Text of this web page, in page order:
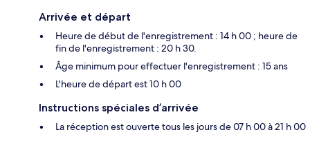
Arrivée et départ
Heure de début de l'enregistrement : 14 h 00 ; heure de
fin de l'enregistrement : 20 h 30.
Âge minimum pour effectuer l'enregistrement : 15 ans
L'heure de départ est 10 h 00
Instructions spéciales d’arrivée
La réception est ouverte tous les jours de 07 h 00 à 21 h 00